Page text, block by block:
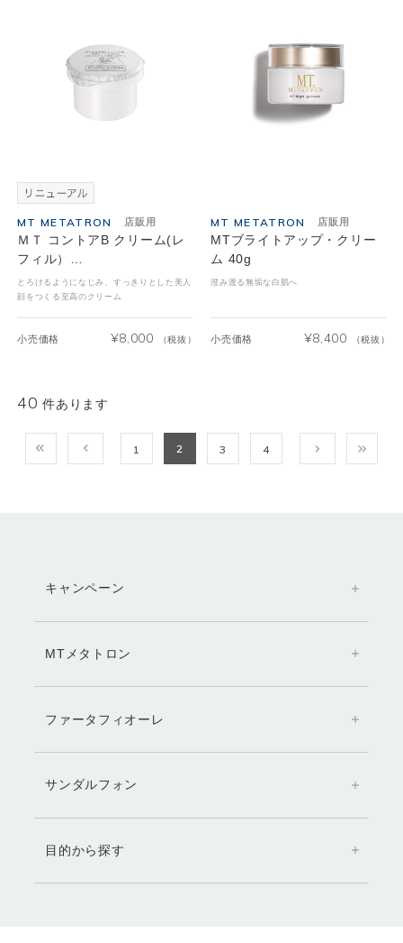
MT METATRON 店販用
ＭＴ コントアB クリーム(レ
フィル）…
とろけるようになじみ、すっきりとした美人
顔をつくる至高のクリーム
小売価格 ¥8,000 （税抜）
MT METATRON 店販用
MTブライトアップ・クリー
ム 40g
澄み渡る無垢な白肌へ
小売価格 ¥8,400 （税抜）
40 件あります
1 2 3 4
キャンペーン
MTメタトロン
ファータフィオーレ
サンダルフォン
目的から探す